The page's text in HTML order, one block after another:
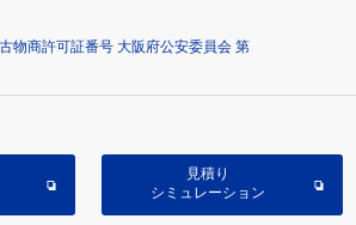
物商許可証番号 大阪府公安委員会 第
見積り
シミュレーション